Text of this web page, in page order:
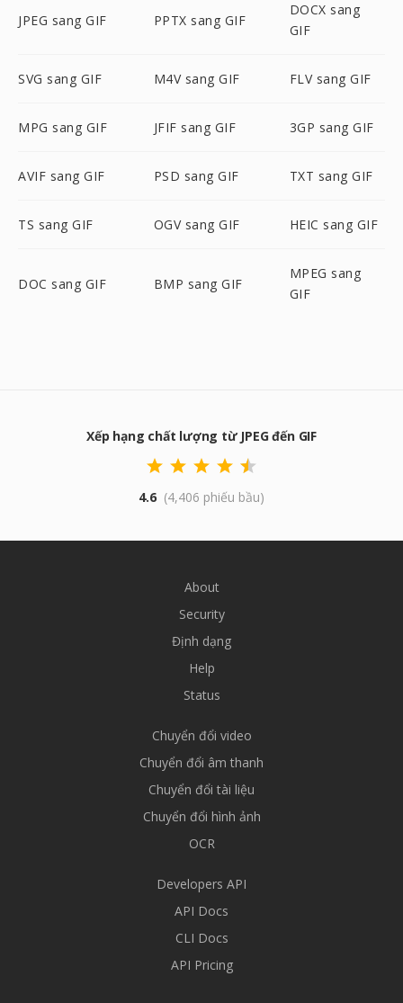
JPEG sang GIF PPTX sang GIF
DOCX sang
GIF
SVG sang GIF M4V sang GIF FLV sang GIF
MPG sang GIF JFIF sang GIF 3GP sang GIF
AVIF sang GIF PSD sang GIF TXT sang GIF
TS sang GIF OGV sang GIF HEIC sang GIF
DOC sang GIF BMP sang GIF
MPEG sang
GIF
Xếp hạng chất lượng từ JPEG đến GIF
4.6 (4,406 phiếu bầu)
About
Security
Định dạng
Help
Status
Chuyển đổi video
Chuyển đổi âm thanh
Chuyển đổi tài liệu
Chuyển đổi hình ảnh
OCR
Developers API
API Docs
CLI Docs
API Pricing